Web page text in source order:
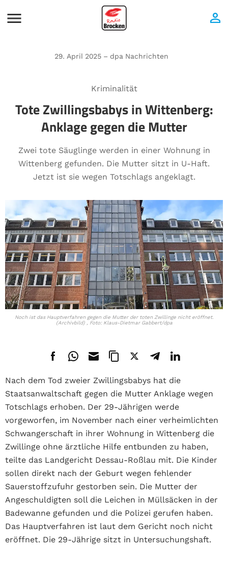
29. April 2025 – dpa Nachrichten
Kriminalität
Tote Zwillingsbabys in Wittenberg:
Anklage gegen die Mutter
Zwei tote Säuglinge werden in einer Wohnung in
Wittenberg gefunden. Die Mutter sitzt in U-Haft.
Jetzt ist sie wegen Totschlags angeklagt.
Noch ist das Hauptverfahren gegen die Mutter der toten Zwillinge nicht eröffnet.
(Archivbild) , Foto: Klaus-Dietmar Gabbert/dpa
Nach dem Tod zweier Zwillingsbabys hat die
Staatsanwaltschaft gegen die Mutter Anklage wegen
Totschlags erhoben. Der 29-Jährigen werde
vorgeworfen, im November nach einer verheimlichten
Schwangerschaft in ihrer Wohnung in Wittenberg die
Zwillinge ohne ärztliche Hilfe entbunden zu haben,
teilte das Landgericht Dessau-Roßlau mit. Die Kinder
sollen direkt nach der Geburt wegen fehlender
Sauerstoffzufuhr gestorben sein. Die Mutter der
Angeschuldigten soll die Leichen in Müllsäcken in der
Badewanne gefunden und die Polizei gerufen haben.
Das Hauptverfahren ist laut dem Gericht noch nicht
eröffnet. Die 29-Jährige sitzt in Untersuchungshaft.